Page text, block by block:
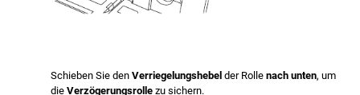
Schieben Sie denVerriegelungshebelder Rollenach unten, um
dieVerzögerungsrolle zu sichern.